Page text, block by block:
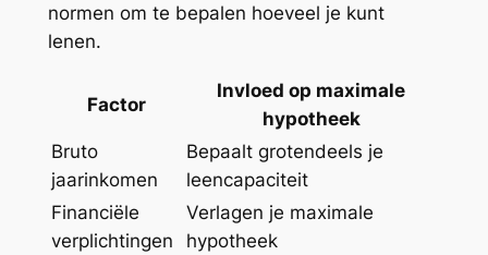
normen om te bepalen hoeveel je kunt
lenen.
Factor
Invloed op maximale
hypotheek
Bruto
jaarinkomen
Bepaalt grotendeels je
leencapaciteit
Financiële
verplichtingen
Verlagen je maximale
hypotheek